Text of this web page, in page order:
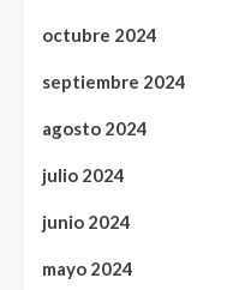
octubre 2024
septiembre 2024
agosto 2024
julio 2024
junio 2024
mayo 2024